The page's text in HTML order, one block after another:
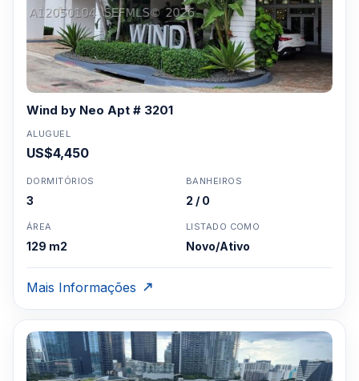
Wind by Neo Apt # 3201
ALUGUEL
US$4,450
DORMITÓRIOS
3
BANHEIROS
2 / 0
ÁREA
129 m2
LISTADO COMO
Novo/Ativo
Mais Informações